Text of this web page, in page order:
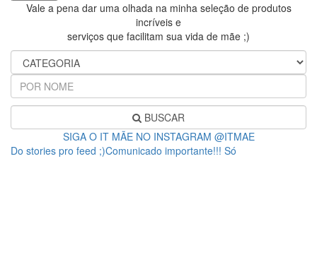
Vale a pena dar uma olhada na minha seleção de produtos
incríveis e
serviços que facilitam sua vida de mãe ;)
BUSCAR
SIGA O IT MÃE NO INSTAGRAM @ITMAE
Do stories pro feed ;)Comunicado importante!!! Só